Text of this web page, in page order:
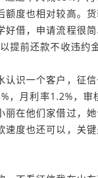
度也相对较高。
借，申请流程很
提前还款不收违约
识一个客户，征
，月利率1.2%，审
在他们家借过，
度也还可以，关